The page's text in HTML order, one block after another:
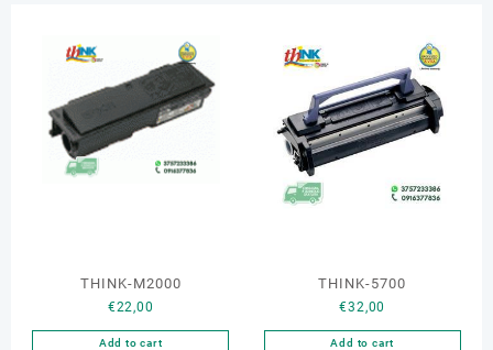
THINK-M2000
€22,00
Add to cart
THINK-5700
€32,00
Add to cart